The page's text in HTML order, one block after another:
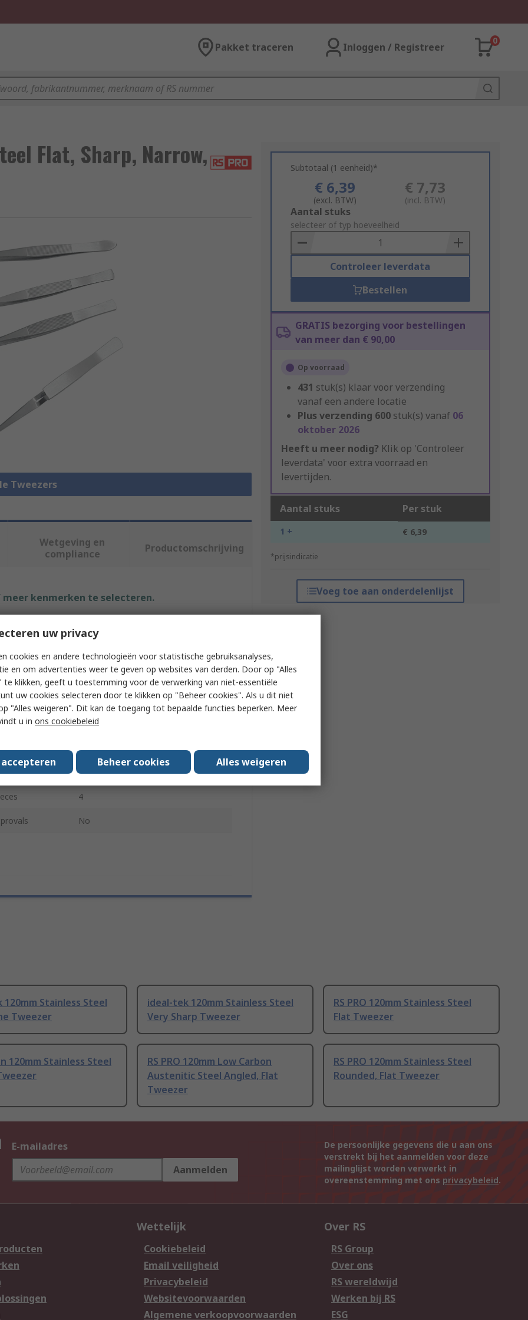
Pakket traceren Inloggen / Registreer
0
Flat, Sharp, Narrow,
Tweezers
Subtotaal (1 eenheid)*
€ 6,39
(excl. BTW)
€ 7,73
(incl. BTW)
Add
to
Basket
Aantal stuks
selecteer of typ hoeveelheid
Controleer leverdata
Bestellen
GRATIS bezorging voor bestellingen
van meer dan € 90,00
Op voorraad
431 stuk(s) klaar voor verzending
vanaf een andere locatie
Plus verzending 600 stuk(s) vanaf 06
oktober 2026
Heeft u meer nodig? Klik op 'Controleer
leverdata' voor extra voorraad en
levertijden.
Aantal stuks Per stuk
1 + € 6,39
*prijsindicatie
Voeg toe aan onderdelenlijst
Wetgeving en
compliance
Productomschrijving
kenmerken te selecteren.
RS PRO
Tweezer
Stainless Steel
120mm
Flat, Sharp, Narrow, Angled
Yes
4
No
Stainless Steel
Tweezer
ideal-tek 120mm Stainless Steel
Very Sharp Tweezer
RS PRO 120mm Stainless Steel
Flat Tweezer
120mm Stainless Steel
RS PRO 120mm Low Carbon
Austenitic Steel Angled, Flat
Tweezer
RS PRO 120mm Stainless Steel
Rounded, Flat Tweezer
E-mailadres
Aanmelden
De persoonlijke gegevens die u aan ons
verstrekt bij het aanmelden voor deze
mailinglijst worden verwerkt in
overeenstemming met ons privacybeleid.
Wettelijk
Cookiebeleid
Email veiligheid
Privacybeleid
Websitevoorwaarden
Algemene verkoopvoorwaarden
Over RS
RS Group
Over ons
RS wereldwijd
Werken bij RS
ESG
uw privacy
cookies en andere technologieën voor statistische gebruiksanalyses,
en om advertenties weer te geven op websites van derden. Door op "Alles
te klikken, geeft u toestemming voor de verwerking van niet-essentiële
uw cookies selecteren door te klikken op "Beheer cookies". Als u dit niet
"Alles weigeren". Dit kan de toegang tot bepaalde functies beperken. Meer
u in ons cookiebeleid
Beheer cookies Alles weigeren